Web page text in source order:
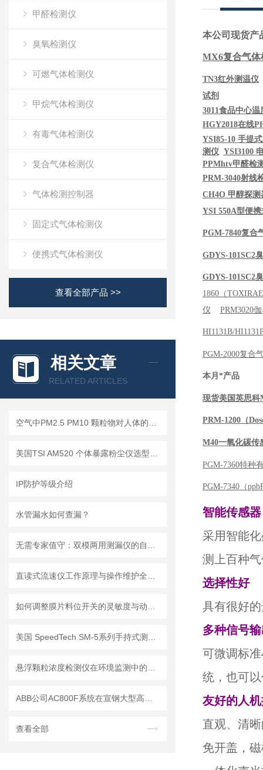
甲醛检测仪
臭氧检测仪
可燃气体检测仪
甲烷气体检测仪
有毒气体检测仪
复合气体检测仪
气体检测控制器
固定式气体检测仪
便携式气体检测仪
查看全部产品 >>
相关文章
RELATED ARTICLES
IP防护等级介绍
水管漏水如何查漏？
查看全部
本公司现货产
MX6复合气体
TN3红外测温仪
试剂
3011 食品中心温
HGY2018在线
YSI85-10 手提
测仪 YSI3100
PPMhtv甲醛检
PRM-3040射线
CH4O 甲醇探测
YSI 550A型便携
PGM-7840复合
GDYS-101SC2
GDYS-101SC2
1860（
仪
PRM3020伽
HI1131B/
PGM-2000复合
本月*产品
现货美国英思科
PRM-1200（
M40一氧化碳传
PGM-7360特种
PGM-7340（
智能传感器
采用智能
测上百种
选择性好
具有很好
多种信号
可微调标
统，也可
友好的人
直观、清
免开盖，